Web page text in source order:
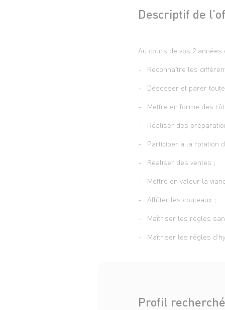
Descriptif de
Au cours de vos 2
- Reconnaître les
- Désosser et parer
- Mettre en forme des
- Réaliser des
- Participer à la rotation
- Réaliser des ventes ;
- Mettre en valeur la
- Affûter les couteaux ;
- Maîtriser les règles
- Maîtriser les règles
Profil recherché